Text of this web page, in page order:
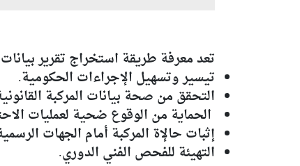
تعد معرفة طريقة استخراج تقرير
تيسير وتسهيل الإجراءات الحكومية.
التحقق من صحة بيانات المركبة
الحماية من الوقوع ضحية لعمليات
إثبات حالإة المركبة أمام الجهات
التهيئة للفحص الفني الدوري.